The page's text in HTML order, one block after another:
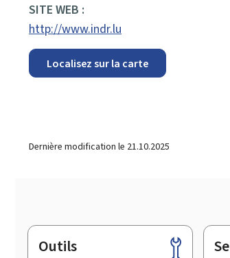
SITE WEB :
http://www.indr.lu
Localisez sur la carte
Dernière modification le 21.10.2025
Pied
Outils